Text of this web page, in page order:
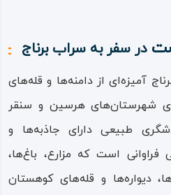
در سفر به سراب برناج
آمیزه‌ای از دامنه‌ها و قله‌های
شهرستان‌های هرسین و سنقر
طبیعی دارای جاذبه‌ها و
است که مزارع، باغ‌ها،
دیواره‌ها و قله‌های کوهستان